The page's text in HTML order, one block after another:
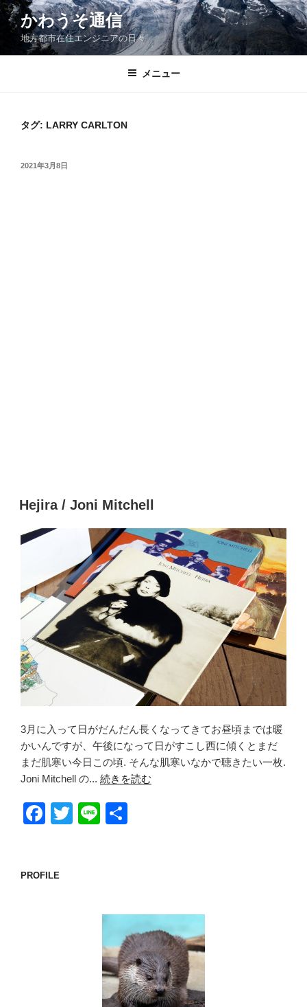
コ
ン
ン
かわうそ通信
地方都市在住エンジニアの日々
メニュー
タグ: LARRY CARLTON
投
2021年3月8日
Hejira / Joni Mitchell
3月に入って日がだんだん長くなってきてお昼頃までは暖
かいんですが、午後になって日がすこし西に傾くとまだ
まだ肌寒い今日この頃. そんな肌寒いなかで聴きたい一枚.
Joni Mitchell の... 続きを読む
F
e
T
Li
PROFILE